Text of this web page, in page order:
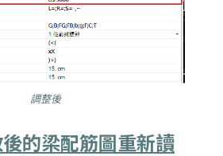
調整後
的梁配筋圖重新讀